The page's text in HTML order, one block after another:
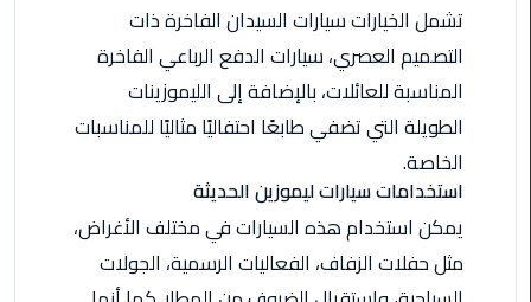
العرب
ليموزين
العرب
سارات
تشمل الخيارات سيارات السيدان الفاخرة ذات
التصميم العصري، سيارات الدفع الرباعي الفاخرة
المناسبة للعائلات، بالإضافة إلى الليموزينات
الطويلة التي تضفي طابعًا احتفاليًا مثاليًا للمناسبات
الخاصة.
استخدامات سيارات ليموزين الحديثة
يمكن استخدام هذه السيارات في مختلف الأغراض،
مثل حفلات الزفاف، الفعاليات الرسمية، الجولات